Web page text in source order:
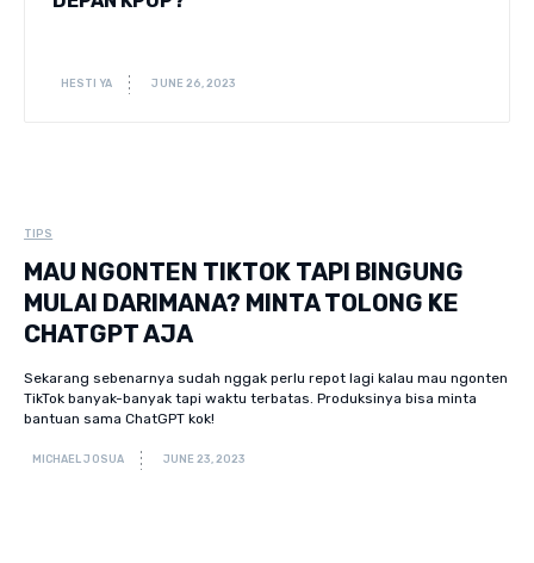
HESTI YA JUNE 26, 2023
TIPS
MAU NGONTEN TIKTOK TAPI BINGUNG
MULAI DARIMANA? MINTA TOLONG KE
CHATGPT AJA
Sekarang sebenarnya sudah nggak perlu repot lagi kalau mau ngonten
TikTok banyak-banyak tapi waktu terbatas. Produksinya bisa minta
bantuan sama ChatGPT kok!
MICHAEL JOSUA JUNE 23, 2023